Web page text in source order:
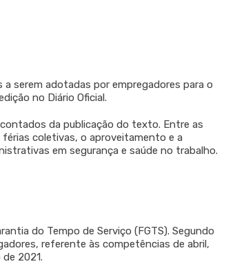
serem adotadas por empregadores para o
no Diário Oficial.
da publicação do texto. Entre as
coletivas, o aproveitamento e a
em segurança e saúde no trabalho.
do Tempo de Serviço (FGTS). Segundo
referente às competências de abril,
2021.